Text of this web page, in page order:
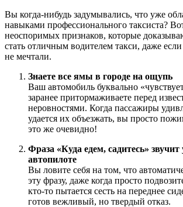
Вы когда-нибудь задумывались, что уже
навыками профессионального таксиста?
неоспоримых признаков, которые
стать отличным водителем такси, даже
не мечтали.
Знаете все ямы в городе на ощупь
Ваш автомобиль буквально
заранее притормаживаете перед
неровностями. Когда пассажиры
удается их объезжать, вы просто
это же очевидно!
Фраза «Куда едем, садитесь» звучит
автопилоте
Вы ловите себя на том, что
эту фразу, даже когда просто
кто-то пытается сесть на переднее
готов вежливый, но твердый отказ.